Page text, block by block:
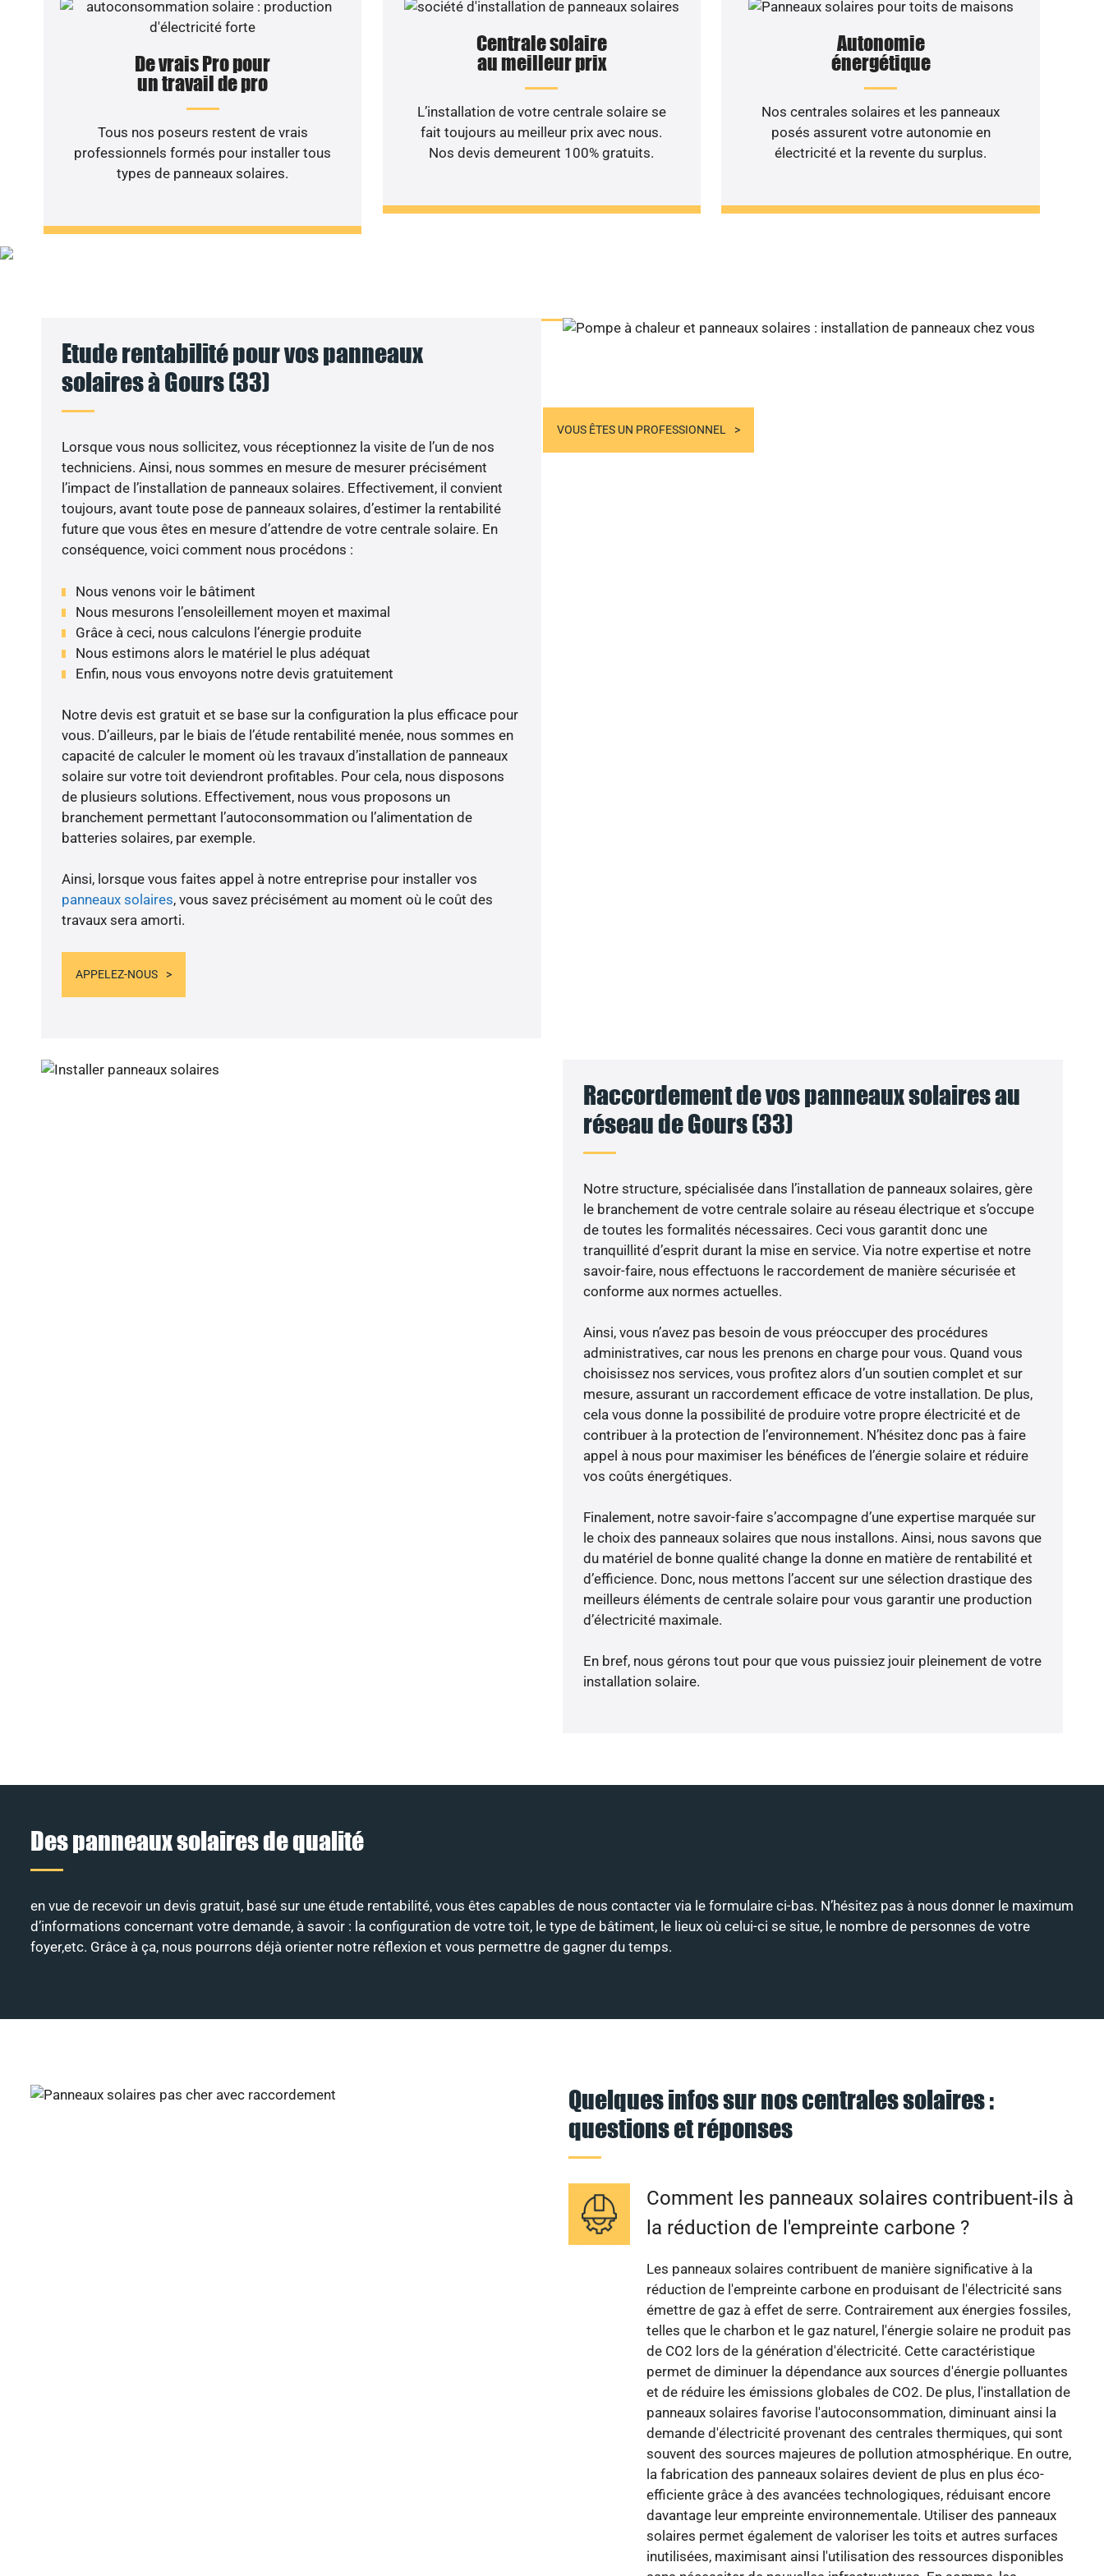
De vrais Pro pour
un travail de pro
Tous nos poseurs restent de vrais
professionnels formés pour installer tous
types de panneaux solaires.
Centrale solaire
au meilleur prix
L’installation de votre centrale solaire se
fait toujours au meilleur prix avec nous.
Nos devis demeurent 100% gratuits.
Autonomie
énergétique
Nos centrales solaires et les panneaux
posés assurent votre autonomie en
électricité et la revente du surplus.
VOUS ÊTES UN PROFESSIONNEL
Etude rentabilité pour vos panneaux
solaires à Gours (33)
Lorsque vous nous sollicitez, vous réceptionnez la visite de l’un de nos
techniciens. Ainsi, nous sommes en mesure de mesurer précisément
l’impact de l’installation de panneaux solaires. Effectivement, il convient
toujours, avant toute pose de panneaux solaires, d’estimer la rentabilité
future que vous êtes en mesure d’attendre de votre centrale solaire. En
conséquence, voici comment nous procédons :
Nous venons voir le bâtiment
Nous mesurons l’ensoleillement moyen et maximal
Grâce à ceci, nous calculons l’énergie produite
Nous estimons alors le matériel le plus adéquat
Enfin, nous vous envoyons notre devis gratuitement
Notre devis est gratuit et se base sur la configuration la plus efficace pour
vous. D’ailleurs, par le biais de l’étude rentabilité menée, nous sommes en
capacité de calculer le moment où les travaux d’installation de panneaux
solaire sur votre toit deviendront profitables. Pour cela, nous disposons
de plusieurs solutions. Effectivement, nous vous proposons un
branchement permettant l’autoconsommation ou l’alimentation de
batteries solaires, par exemple.
Ainsi, lorsque vous faites appel à notre entreprise pour installer vos
panneaux solaires, vous savez précisément au moment où le coût des
travaux sera amorti.
APPELEZ-NOUS
Raccordement de vos panneaux solaires au
réseau de Gours (33)
Notre structure, spécialisée dans l’installation de panneaux solaires, gère
le branchement de votre centrale solaire au réseau électrique et s’occupe
de toutes les formalités nécessaires. Ceci vous garantit donc une
tranquillité d’esprit durant la mise en service. Via notre expertise et notre
savoir-faire, nous effectuons le raccordement de manière sécurisée et
conforme aux normes actuelles.
Ainsi, vous n’avez pas besoin de vous préoccuper des procédures
administratives, car nous les prenons en charge pour vous. Quand vous
choisissez nos services, vous profitez alors d’un soutien complet et sur
mesure, assurant un raccordement efficace de votre installation. De plus,
cela vous donne la possibilité de produire votre propre électricité et de
contribuer à la protection de l’environnement. N’hésitez donc pas à faire
appel à nous pour maximiser les bénéfices de l’énergie solaire et réduire
vos coûts énergétiques.
Finalement, notre savoir-faire s’accompagne d’une expertise marquée sur
le choix des panneaux solaires que nous installons. Ainsi, nous savons que
du matériel de bonne qualité change la donne en matière de rentabilité et
d’efficience. Donc, nous mettons l’accent sur une sélection drastique des
meilleurs éléments de centrale solaire pour vous garantir une production
d’électricité maximale.
En bref, nous gérons tout pour que vous puissiez jouir pleinement de votre
installation solaire.
Des panneaux solaires de qualité
en vue de recevoir un devis gratuit, basé sur une étude rentabilité, vous êtes capables de nous contacter via le formulaire ci-bas. N’hésitez pas à nous donner le maximum
d’informations concernant votre demande, à savoir : la configuration de votre toit, le type de bâtiment, le lieux où celui-ci se situe, le nombre de personnes de votre
foyer,etc. Grâce à ça, nous pourrons déjà orienter notre réflexion et vous permettre de gagner du temps.
Quelques infos sur nos centrales solaires :
questions et réponses
Comment les panneaux solaires contribuent-ils à
la réduction de l'empreinte carbone ?
Les panneaux solaires contribuent de manière significative à la
réduction de l'empreinte carbone en produisant de l'électricité sans
émettre de gaz à effet de serre. Contrairement aux énergies fossiles,
telles que le charbon et le gaz naturel, l'énergie solaire ne produit pas
de CO2 lors de la génération d'électricité. Cette caractéristique
permet de diminuer la dépendance aux sources d'énergie polluantes
et de réduire les émissions globales de CO2. De plus, l'installation de
panneaux solaires favorise l'autoconsommation, diminuant ainsi la
demande d'électricité provenant des centrales thermiques, qui sont
souvent des sources majeures de pollution atmosphérique. En outre,
la fabrication des panneaux solaires devient de plus en plus éco-
efficiente grâce à des avancées technologiques, réduisant encore
davantage leur empreinte environnementale. Utiliser des panneaux
solaires permet également de valoriser les toits et autres surfaces
inutilisées, maximisant ainsi l'utilisation des ressources disponibles